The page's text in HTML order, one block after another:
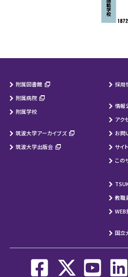
附属図書館
附属病院
附属学校
筑波大学アーカイブズ
筑波大学出版会
採用
情報
アク
お問
サイ
この
教職
国立